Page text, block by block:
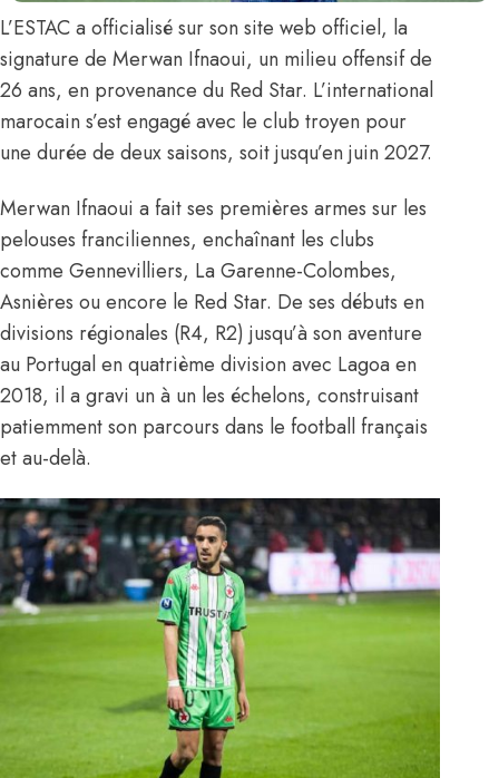
L’ESTAC a officialisésur son site web officiel, la
signature de Merwan Ifnaoui, un milieu offensif de
26 ans, en provenance du Red Star. L’international
marocain s’est engagé avec le club troyen pour
une durée de deux saisons, soit jusqu’en juin 2027.
Merwan Ifnaoui a fait ses premières armes sur les
pelouses franciliennes, enchaînant les clubs
comme Gennevilliers, La Garenne-Colombes,
Asnières ou encore le Red Star. De ses débuts en
divisions régionales (R4, R2) jusqu’à son aventure
au Portugal en quatrième division avec Lagoa en
2018, il a gravi un à un les échelons, construisant
patiemment son parcours dans le football français
et au-delà.